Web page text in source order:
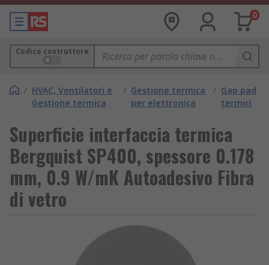
0
Codice costruttore
/ HVAC, Ventilatori e
Gestione termica
/ Gestione termica
per elettronica
/ Gap pad
termici
Superficie interfaccia termica
Bergquist SP400, spessore 0.178
mm, 0.9 W/mK Autoadesivo Fibra
di vetro